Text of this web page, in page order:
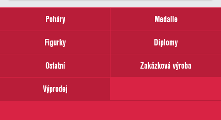
email
Poháry
Medaile
Figurky
Diplomy
Ostatní
Zakázková výroba
Výprodej